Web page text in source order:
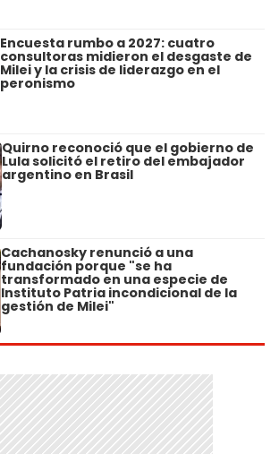
Encuesta rumbo a 2027: cuatro
consultoras midieron el desgaste de
Milei y la crisis de liderazgo en el
peronismo
Quirno reconoció que el gobierno de
Lula solicitó el retiro del embajador
argentino en Brasil
Cachanosky renunció a una
fundación porque "se ha
transformado en una especie de
Instituto Patria incondicional de la
gestión de Milei"